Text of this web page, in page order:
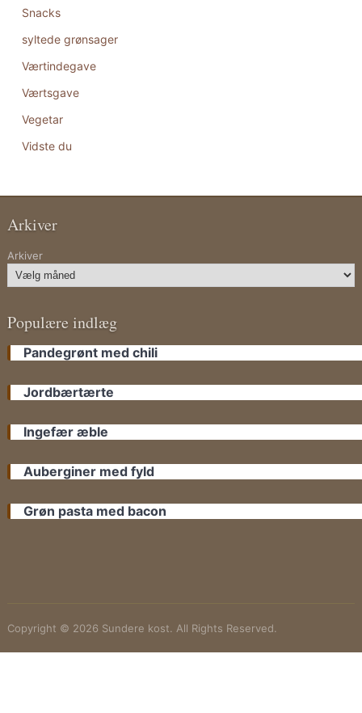
Snacks
syltede grønsager
Værtindegave
Værtsgave
Vegetar
Vidste du
Arkiver
Arkiver
Populære indlæg
Pandegrønt med chili
Jordbærtærte
Ingefær æble
Auberginer med fyld
Grøn pasta med bacon
Copyright © 2026 Sundere kost. All Rights Reserved.